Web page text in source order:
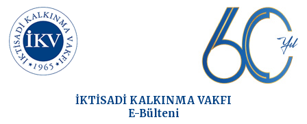
İKTİSADİ KALKINMA VAKFI
E-Bülteni